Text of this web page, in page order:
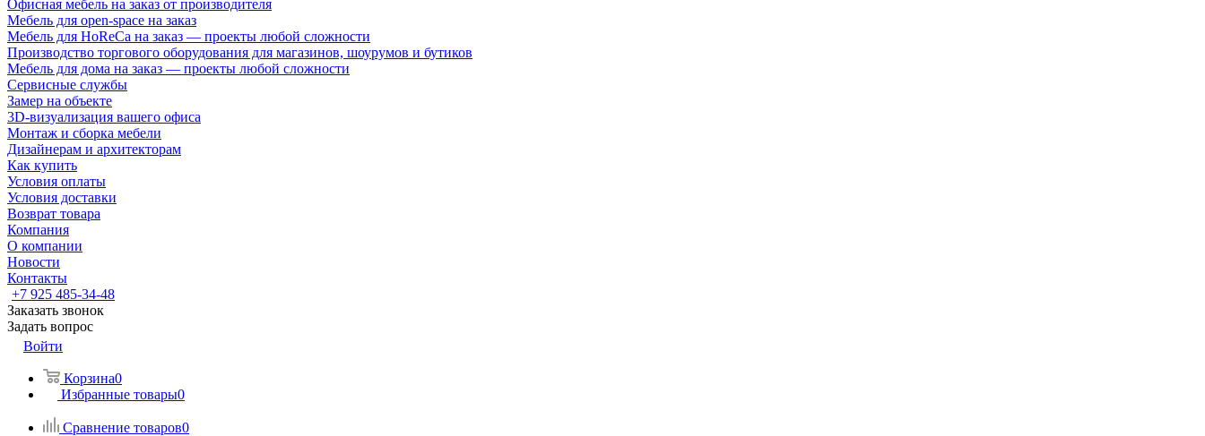
Офисная мебель на заказ от производителя
Мебель для open-space на заказ
Мебель для HoReCa на заказ — проекты любой сложности
Производство торгового оборудования для магазинов, шоурумов и бутиков
Мебель для дома на заказ — проекты любой сложности
Сервисные службы
Замер на объекте
3D-визуализация вашего офиса
Монтаж и сборка мебели
Дизайнерам и архитекторам
Как купить
Условия оплаты
Условия доставки
Возврат товара
Компания
О компании
Новости
Контакты
+7 925 485-34-48
Заказать звонок
Задать вопрос
Войти
Корзина0
Избранные товары0
Сравнение товаров0